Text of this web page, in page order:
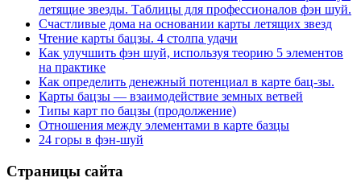
летящие звезды. Таблицы для профессионалов фэн шуй.
Счастливые дома на основании карты летящих звезд
Чтение карты бацзы. 4 столпа удачи
Как улучшить фэн шуй, используя теорию 5 элементов
на практике
Как определить денежный потенциал в карте бац-зы.
Карты бацзы — взаимодействие земных ветвей
Типы карт по бацзы (продолжение)
Отношения между элементами в карте базцы
24 горы в фэн-шуй
Страницы сайта